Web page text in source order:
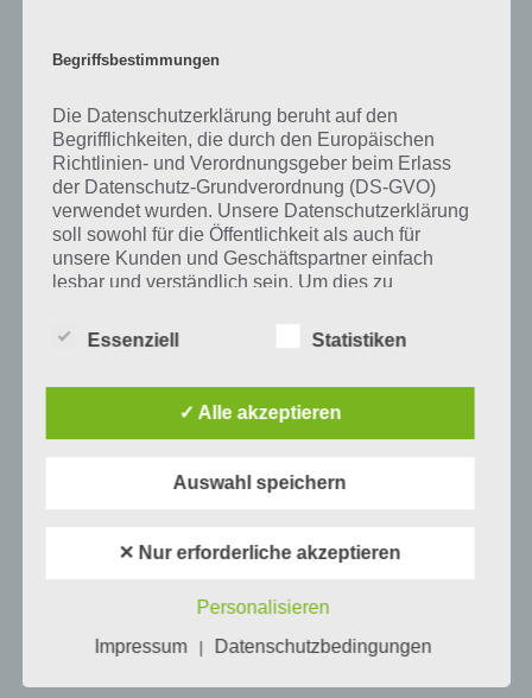
Auf WhatsApp teilen Teilen auf Facebook
Tweet auf Twitter
Mehr Artikel hier auf Touchportal
Begriffsbestimmungen
Die Datenschutzerklärung beruht auf den
Begrifflichkeiten, die durch den Europäischen
Richtlinien- und Verordnungsgeber beim Erlass
der Datenschutz-Grundverordnung (DS-GVO)
verwendet wurden. Unsere Datenschutzerklärung
soll sowohl für die Öffentlichkeit als auch für
unsere Kunden und Geschäftspartner einfach
lesbar und verständlich sein. Um dies zu
Begrifflichkeiten erläutern.
unter anderem die folgenden Begriffe:
a) personenbezogene Daten
Personenbezogene Daten sind alle
Informationen, die sich auf eine identifizierte
Folgenden „betroffene Person") beziehen.
Als identifizierbar wird eine natürliche
Person angesehen, die direkt oder indirekt,
insbesondere mittels Zuordnung zu einer
Essenziell Statistiken
✓ Alle akzeptieren
Auswahl speichern
✕ Nur erforderliche akzeptieren
Personalisieren
Impressum
Datenschutzbedingungen